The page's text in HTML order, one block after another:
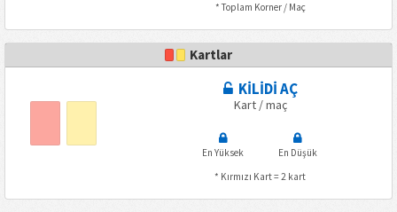
* Toplam Korner / Maç
Kartlar
KİLİDİ AÇ
Kart / maç
En Yüksek
En Düşük
* Kırmızı Kart = 2 kart